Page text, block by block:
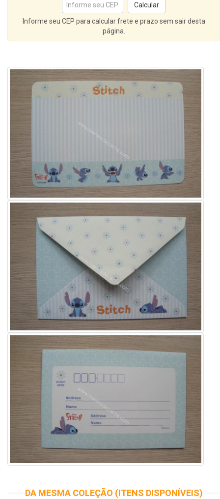
Informe seu CEP para calcular frete e prazo sem sair desta
página.
DA MESMA COLEÇÃO (ITENS DISPONÍVEIS)